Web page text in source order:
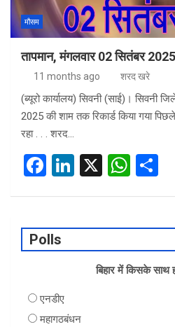
मौसम
तापमान, मंगलवार 02 सितंबर 2025
11 months ago शरद खरे
(ब्यूरो कार्यालय) सिवनी (साई)। सिवनी
2025 की शाम तक रिकार्ड किया गया
रहा . . . शरद…
F
b
o
k
Li
dI
n
X
W
s
A
p
e
Polls
बिहार में किसके साथ
एनडीए
महागठबंधन